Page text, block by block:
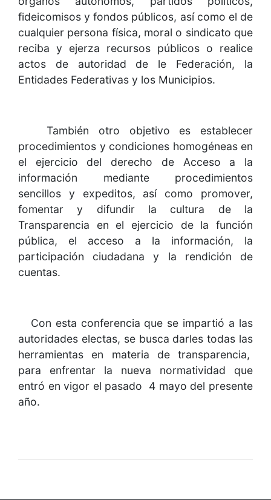
fideicomisos y fondos públicos, así como el de
cualquier persona física, moral o sindicato que
reciba y ejerza recursos públicos o realice
actos de autoridad de le Federación, la
Entidades Federativas y los Municipios.
También otro objetivo es establecer
procedimientos y condiciones homogéneas en
el ejercicio del derecho de Acceso a la
información mediante procedimientos
sencillos y expeditos, así como promover,
fomentar y difundir la cultura de la
Transparencia en el ejercicio de la función
pública, el acceso a la información, la
participación ciudadana y la rendición de
cuentas.
Con esta conferencia que se impartió a las
autoridades electas, se busca darles todas las
herramientas en materia de transparencia,
para enfrentar la nueva normatividad que
entró en vigor el pasado 4 mayo del presente
año.